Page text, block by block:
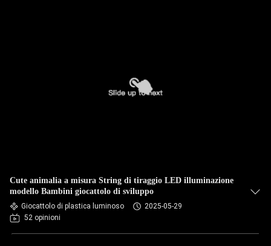
Cute animalia a misura String di tiraggio LED illuminazione
modello Bambini giocattolo di sviluppo
Giocattolo di plastica luminoso
2025-05-29
52 opinioni